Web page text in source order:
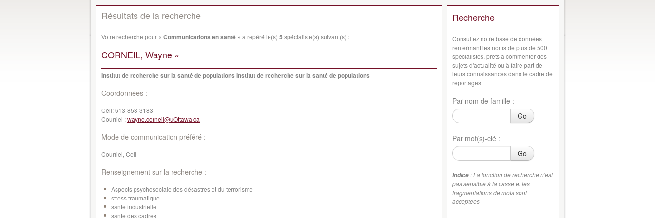
Résultats de la recherche
Votre recherche pour « Communications en santé » a repéré le(s) 5 spécialiste(s) suivant(s) :
CORNEIL, Wayne »
Institut de recherche sur la santé de populations Institut de recherche sur la santé de populations
Coordonnées :
Cell:613-853-3183
Courriel :wayne.corneil@uOttawa.ca
Mode de communication préféré :
Courriel, Cell
Renseignement sur la recherche :
Aspects psychosociale des désastres et du terrorisme
stress traumatique
sante industrielle
sante des cadres
Recherche
Consultez notre base de données
renfermant les noms de plus de 500
spécialistes, prêts à commenter des
sujets d'actualité ou à faire part de
leurs connaissances dans le cadre de
reportages.
Par nom de famille :
Go
Par mot(s)-clé :
Go
Indice : La fonction de recherche n'est
pas sensible à la casse et les
fragmentations de mots sont
acceptées